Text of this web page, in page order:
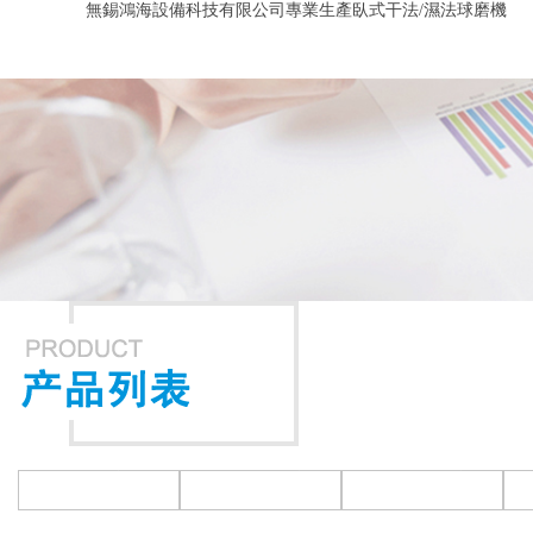
無錫鴻海設備科技有限公司專業生產臥式干法/濕法球磨機